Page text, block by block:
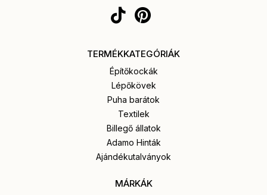
TERMÉKKATEGÓRIÁK
Építőkockák
Lépőkövek
Puha barátok
Textilek
Billegő állatok
Adamo Hinták
Ajándékutalványok
MÁRKÁK